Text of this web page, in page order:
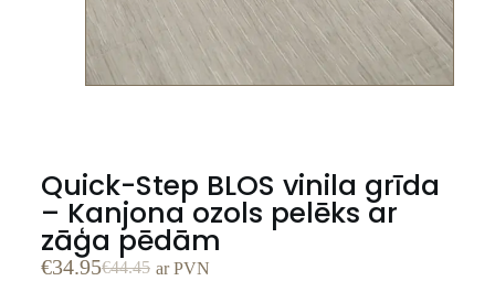
Quick-Step BLOS vinila grīda
– Kanjona ozols pelēks ar
zāģa pēdām
€44.45
€34.95 ar PVN